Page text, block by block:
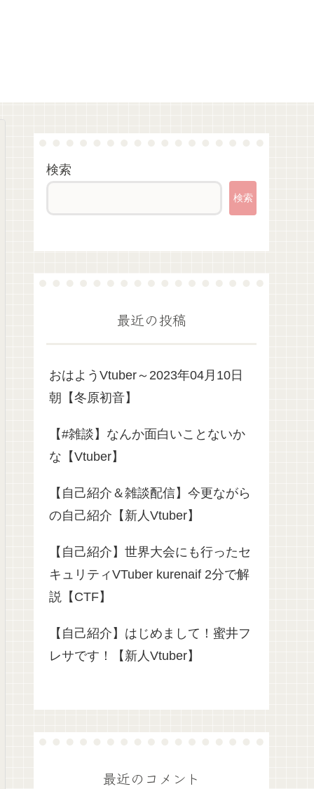
検索
検索
最近の投稿
おはようVtuber～2023年04月10日
朝【冬原初音】
【#雑談】なんか面白いことないか
な【Vtuber】
【自己紹介＆雑談配信】今更ながら
の自己紹介【新人Vtuber】
【自己紹介】世界大会にも行ったセ
キュリティVTuber kurenaif 2分で解
説【CTF】
【自己紹介】はじめまして！蜜井フ
レサです！【新人Vtuber】
最近のコメント